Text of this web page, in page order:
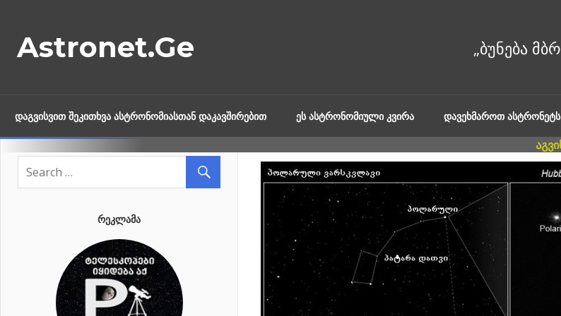
content
Astronet.Ge
ᲓᲐᲒᲕᲘᲡᲕᲘᲗ ᲨᲔᲙᲘᲗᲮᲕᲐ ᲐᲡᲢᲠᲝᲜᲝᲛᲘᲐᲡᲗᲐᲜ ᲓᲐᲙᲐᲕᲨᲘᲠᲔᲑᲘᲗ ᲔᲡ ᲐᲡᲢᲠᲝᲜᲝᲛᲘᲣᲚᲘ ᲙᲕᲘᲠᲐ ᲓᲐᲕᲔᲮᲛᲐᲠᲝᲗ ᲐᲡᲢᲠᲝᲜᲔᲢᲡ
ᲠᲔᲙᲚᲐᲛᲐ